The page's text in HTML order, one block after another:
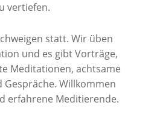
vertiefen.
statt. Wir üben
und es gibt Vorträge,
Meditationen, achtsame
Willkommen
erfahrene Meditierende.